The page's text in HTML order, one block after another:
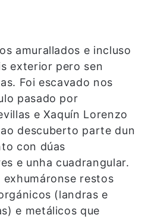
amurallados e incluso
exterior pero sen
Foi escavado nos
pasado por
e Xaquín Lorenzo
descuberto parte dun
con dúas
e unha cuadrangular.
restos
(landras e
e metálicos que